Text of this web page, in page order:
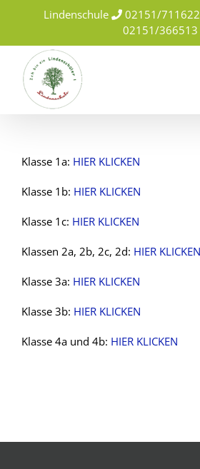
Lindenschule
02151/
02151/366513
Klasse 1a: HIER KLICKEN
Klasse 1b: HIER KLICKEN
Klasse 1c: HIER KLICKEN
Klassen 2a, 2b, 2c, 2d: HIER KLICKEN
Klasse 3a: HIER KLICKEN
Klasse 3b: HIER KLICKEN
Klasse 4a und 4b: HIER KLICKEN